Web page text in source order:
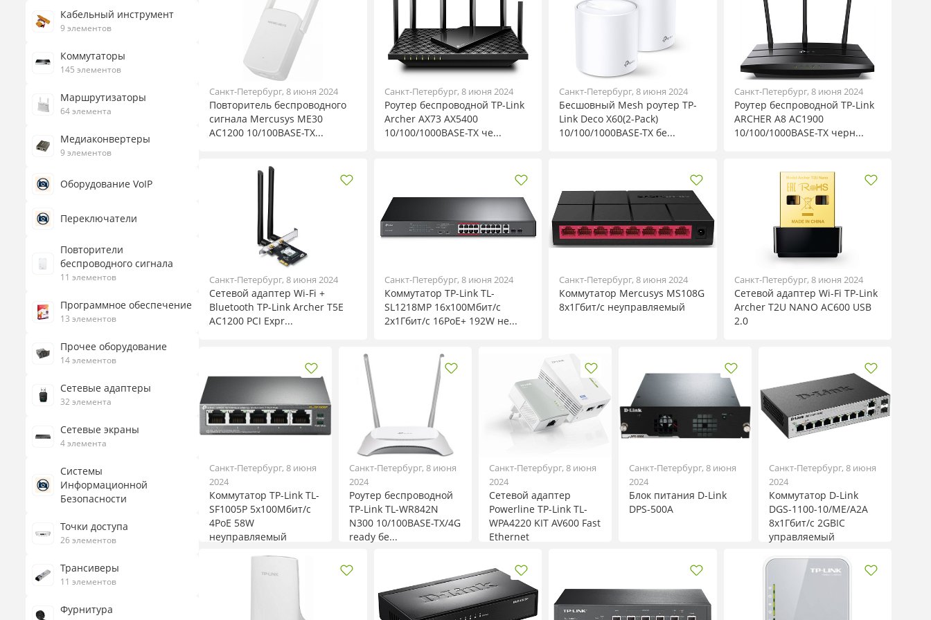
Кабельный инструмент
9 элементов
Коммутаторы
145 элементов
Маршрутизаторы
64 элемента
Медиаконвертеры
9 элементов
Оборудование VoIP
Переключатели
Повторители
беспроводного сигнала
11 элементов
Программное обеспечение
13 элементов
Прочее оборудование
14 элементов
Сетевые адаптеры
32 элемента
Сетевые экраны
4 элемента
Системы
Информационной
Безопасности
Точки доступа
26 элементов
Трансиверы
11 элементов
Фурнитура
Санкт-Петербург, 8 июня 2024
Повторитель беспроводного
сигнала Mercusys ME30
AC1200 10/100BASE-TX...
Санкт-Петербург, 8 июня 2024
Роутер беспроводной TP-Link
Archer AX73 AX5400
10/100/1000BASE-TX че...
Санкт-Петербург, 8 июня 2024
Бесшовный Mesh роутер TP-
Link Deco X60(2-Pack)
10/100/1000BASE-TX бе...
Санкт-Петербург, 8 июня 2024
Роутер беспроводной TP-Link
ARCHER A8 AC1900
10/100/1000BASE-TX черн...
Санкт-Петербург, 8 июня 2024
Сетевой адаптер Wi-Fi +
Bluetooth TP-Link Archer T5E
AC1200 PCI Expr...
Санкт-Петербург, 8 июня 2024
Коммутатор TP-Link TL-
SL1218MP 16x100Мбит/с
2x1Гбит/с 16PoE+ 192W не...
Санкт-Петербург, 8 июня 2024
Коммутатор Mercusys MS108G
8x1Гбит/с неуправляемый
Санкт-Петербург, 8 июня 2024
Сетевой адаптер Wi-Fi TP-Link
Archer T2U NANO AC600 USB
2.0
Санкт-Петербург, 8 июня
2024
Коммутатор TP-Link TL-
SF1005P 5x100Мбит/с
4PoE 58W
неуправляемый
Санкт-Петербург, 8 июня
2024
Роутер беспроводной
TP-Link TL-WR842N
N300 10/100BASE-TX/4G
ready бе...
Санкт-Петербург, 8 июня
2024
Сетевой адаптер
Powerline TP-Link TL-
WPA4220 KIT AV600 Fast
Ethernet
Санкт-Петербург, 8 июня
2024
Блок питания D-Link
DPS-500A
Санкт-Петербург, 8 июня
2024
Коммутатор D-Link
DGS-1100-10/ME/A2A
8x1Гбит/с 2GBIC
управляемый